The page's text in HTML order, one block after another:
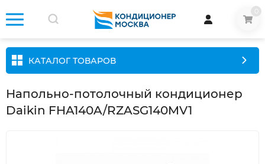
КАТАЛОГ ТОВАРОВ
Напольно-потолочный кондиционер
Daikin FHA140A/RZASG140MV1